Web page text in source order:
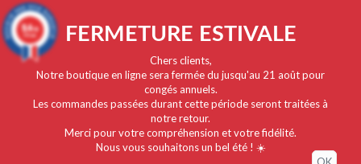
Français
FERMETURE ESTIVALE
Chers clients,
Notre boutique en ligne sera fermée du jusqu'au 21 août pour
congés annuels.
Les commandes passées durant cette période seront traitées à
notre retour.
Merci pour votre compréhension et votre fidélité.
Nous vous souhaitons un bel été ! ☀️
9.4/10